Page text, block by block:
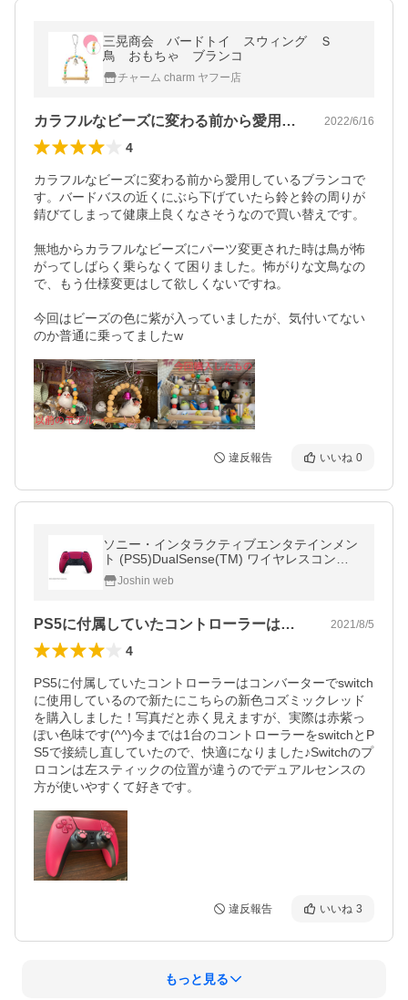
三晃商会 バードトイ スウィング Ｓ
鳥 おもちゃ ブランコ
チャーム charm ヤフー店
カラフルなビーズに変わる前から愛用して… 2022/6/16
4
カラフルなビーズに変わる前から愛用しているブランコで
す。バードバスの近くにぶら下げていたら鈴と鈴の周りが
錆びてしまって健康上良くなさそうなので買い替えです。
無地からカラフルなビーズにパーツ変更された時は鳥が怖
がってしばらく乗らなくて困りました。怖がりな文鳥なの
で、もう仕様変更はして欲しくないですね。
今回はビーズの色に紫が入っていましたが、気付いてない
のか普通に乗ってましたw
違反報告 いいね 0
ソニー・インタラクティブエンタテインメン
ト (PS5)DualSense(TM) ワイヤレスコント
ローラー コズミック レッド 返品種別B
Joshin web
PS5に付属していたコントローラーはコ… 2021/8/5
4
PS5に付属していたコントローラーはコンバーターでswitch
に使用しているので新たにこちらの新色コズミックレッド
を購入しました！写真だと赤く見えますが、実際は赤紫っ
ぽい色味です(^^)今までは1台のコントローラーをswitchとP
S5で接続し直していたので、快適になりました♪Switchのプ
ロコンは左スティックの位置が違うのでデュアルセンスの
方が使いやすくて好きです。
違反報告 いいね 3
もっと見る